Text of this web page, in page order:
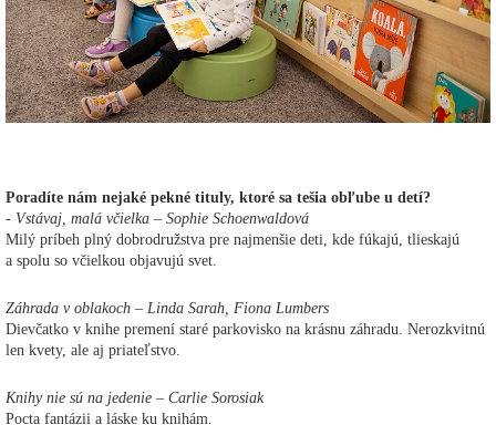
Poradíte nám nejaké pekné tituly, ktoré sa tešia obľube u detí?
- Vstávaj, malá včielka – Sophie Schoenwaldová
Milý príbeh plný dobrodružstva pre najmenšie deti, kde fúkajú, tlieskajú
a spolu so včielkou objavujú svet.
Záhrada v oblakoch – Linda Sarah, Fiona Lumbers
Dievčatko v knihe premení staré parkovisko na krásnu záhradu. Nerozkvitnú
len kvety, ale aj priateľstvo.
Knihy nie sú na jedenie – Carlie Sorosiak
Pocta fantázii a láske ku knihám.